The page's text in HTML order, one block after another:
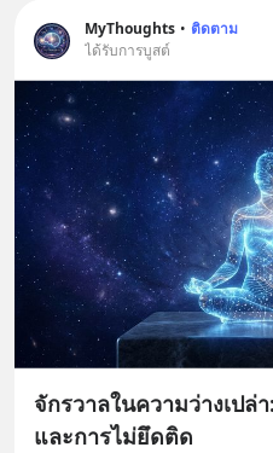
MyThoughts • ติดตาม
ได้รับการบูสต์
จักรวาลในความว่างเปล่
และการไม่ยึดติด